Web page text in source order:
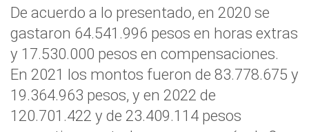
De acuerdo a lo presentado, en 2020 se
gastaron 64.541.996 pesos en horas extras
y 17.530.000 pesos en compensaciones.
En 2021 los montos fueron de 83.778.675 y
19.364.963 pesos, y en 2022 de
120.701.422 y de 23.409.114 pesos